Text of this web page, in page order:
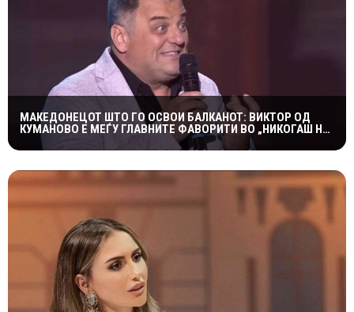
МАКЕДОНЕЦОТ ШТО ГО ОСВОИ БАЛКАНОТ: ВИКТОР ОД
КУМАНОВО Е МЕЃУ ГЛАВНИТЕ ФАВОРИТИ ВО „НИКОГАШ НЕ
Е ДОЦНА”